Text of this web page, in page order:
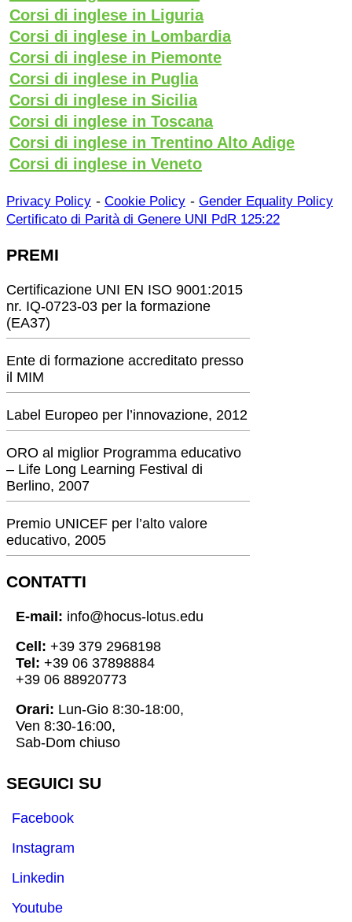
Corsi di inglese in Liguria
Corsi di inglese in Lombardia
Corsi di inglese in Piemonte
Corsi di inglese in Puglia
Corsi di inglese in Sicilia
Corsi di inglese in Toscana
Corsi di inglese in Trentino Alto Adige
Corsi di inglese in Veneto
Privacy Policy - Cookie Policy - Gender Equality Policy
Certificato di Parità di Genere UNI PdR 125:22
PREMI
Certificazione UNI EN ISO 9001:2015
nr. IQ-0723-03 per la formazione
(EA37)
Ente di formazione accreditato presso
il MIM
Label Europeo per l’innovazione, 2012
ORO al miglior Programma educativo
– Life Long Learning Festival di
Berlino, 2007
Premio UNICEF per l’alto valore
educativo, 2005
CONTATTI
E-mail: info@hocus-lotus.edu
Cell: +39 379 2968198
Tel: +39 06 37898884
+39 06 88920773
Orari: Lun-Gio 8:30-18:00,
Ven 8:30-16:00,
Sab-Dom chiuso
SEGUICI SU
Facebook
Instagram
Linkedin
Youtube